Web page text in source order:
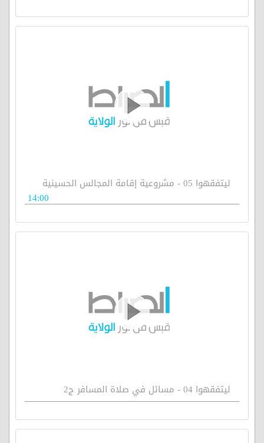
ليتفقهوا 05 - مشروعية إقامة المجالس الحسينية
14:00
ليتفقهوا 04 - مسائل في صلاة المسافر ج2